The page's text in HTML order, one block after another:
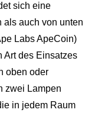
sich eine
als auch von unten
Labs ApeCoin)
Art des Einsatzes
oben oder
zwei Lampen
in jedem Raum